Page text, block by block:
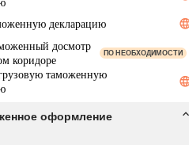
декларацию
досмотр
коридоре
ПО НЕОБХОДИМОСТИ
таможенную
оформление
expand_less